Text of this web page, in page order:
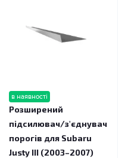
в наявності
Розширений
підсилювач/з'єднувач
порогів для Subaru
Justy III (2003–2007)